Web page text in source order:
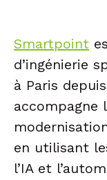
Smartpoint
d’ingénierie
à Paris
accompagne
en utilisant
l’IA et